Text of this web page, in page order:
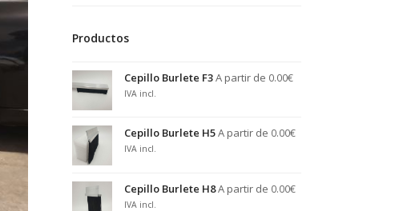
Productos
Cepillo Burlete F3A partir de 0.00€
IVA incl.
Cepillo Burlete H5A partir de 0.00€
IVA incl.
Cepillo Burlete H8A partir de 0.00€
IVA incl.